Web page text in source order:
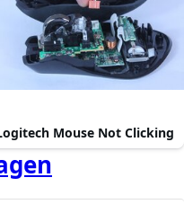
Mouse Not Clicking